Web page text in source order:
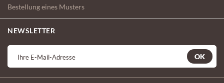
Bestellung eines Musters
NEWSLETTER
OK